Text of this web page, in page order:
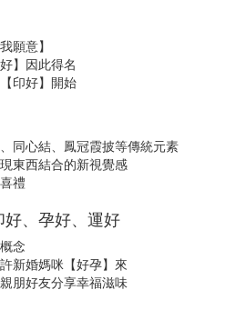
願意】
】因此得名
印好】開始
同心結、鳳冠霞披等傳統元素
東西結合的新視覺感
禮
好、孕好、運好
念
新婚媽咪【好孕】來
朋好友分享幸福滋味